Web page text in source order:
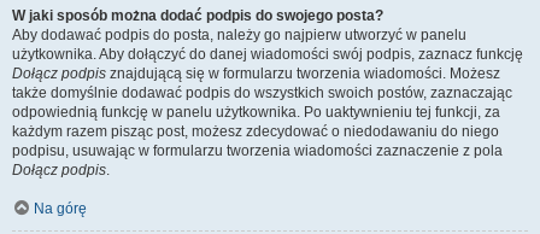
W jaki sposób można dodać podpis do swojego posta?
Aby dodawać podpis do posta, należy go najpierw utworzyć w panelu
użytkownika. Aby dołączyć do danej wiadomości swój podpis, zaznacz funkcję
Dołącz podpis znajdującą się w formularzu tworzenia wiadomości. Możesz
także domyślnie dodawać podpis do wszystkich swoich postów, zaznaczając
odpowiednią funkcję w panelu użytkownika. Po uaktywnieniu tej funkcji, za
każdym razem pisząc post, możesz zdecydować o niedodawaniu do niego
podpisu, usuwając w formularzu tworzenia wiadomości zaznaczenie z pola
Dołącz podpis.
Na górę